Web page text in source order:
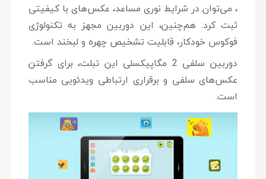
، می‌توان در شرایط نوری مساعد، عکس‌های با کیفیتی
ثبت کرد. هم‌چنین، این دوربین مجهز به تکنولوژی
فوکوس خودکار، قابلیت تشخیص چهره و لبخند است.
دوربین سلفی 2 مگاپیکسلی این تبلت، برای گرفتن
عکس‌های سلفی و برقراری ارتباطی ویدئویی مناسب
است.